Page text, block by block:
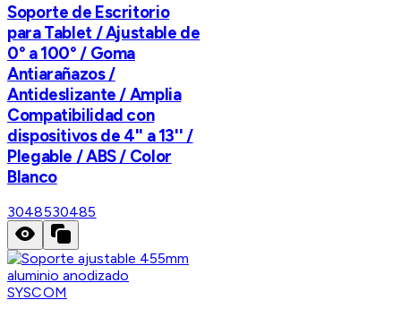
Soporte de Escritorio
para Tablet / Ajustable de
0° a 100° / Goma
Antiarañazos /
Antideslizante / Amplia
Compatibilidad con
dispositivos de 4'' a 13'' /
Plegable / ABS / Color
Blanco
3048530485
SYSCOM